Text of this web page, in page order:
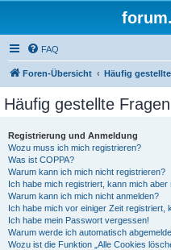
FAQ
Foren-Übersicht Häufig
Häufig gestellte Fragen
Registrierung und Anmeldung
Wozu muss ich mich registrieren?
Was ist COPPA?
Warum kann ich mich nicht registrieren?
Ich habe mich registriert, kann mich aber
Warum kann ich mich nicht anmelden?
Ich habe mich vor einiger Zeit registriert,
Ich habe mein Passwort vergessen!
Warum werde ich automatisch
Wozu ist die Funktion „Alle Cookies